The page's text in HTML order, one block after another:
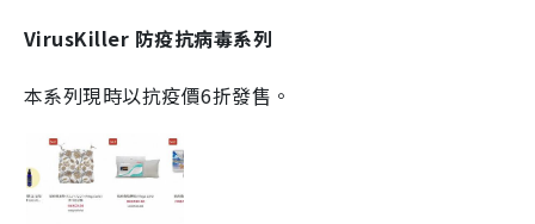
VirusKiller 防疫抗病毒系列
本系列現時以抗疫價6折發售。